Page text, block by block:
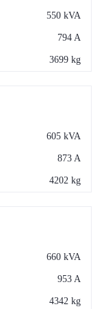
550 kVA
794 A
3699 kg
605 kVA
873 A
4202 kg
660 kVA
953 A
4342 kg